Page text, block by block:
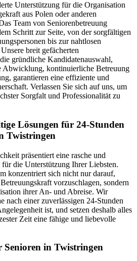
Unterstützung für die Organisation
aus Polen oder anderen
Team von Seniorenbetreuung
Schritt zur Seite, von der sorgfältigen
bis zur nahtlosen
breit gefächerten
gründliche Kandidatenauswahl,
Abwicklung, kontinuierliche Betreuung
garantieren eine effiziente und
Verlassen Sie sich auf uns, um
Sorgfalt und Professionalität zu
Lösungen für 24-Stunden
Twistringen
präsentiert eine rasche und
die Unterstützung Ihrer Liebsten.
konzentriert sich nicht nur darauf,
vorzuschlagen, sondern
ihrer An- und Abreise. Wir
nach einer zuverlässigen 24-Stunden
ist, und setzen deshalb alles
Zeit eine fähige und liebevolle
Senioren in Twistringen